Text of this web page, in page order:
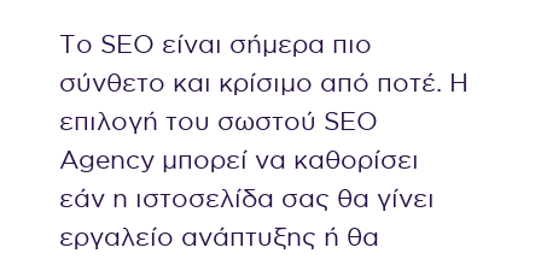
Το SEO είναι σήμερα πιο
σύνθετο και κρίσιμο από ποτέ. Η
επιλογή του σωστού SEO
Agency μπορεί να καθορίσει
εάν η ιστοσελίδα σας θα γίνει
εργαλείο ανάπτυξης ή θα